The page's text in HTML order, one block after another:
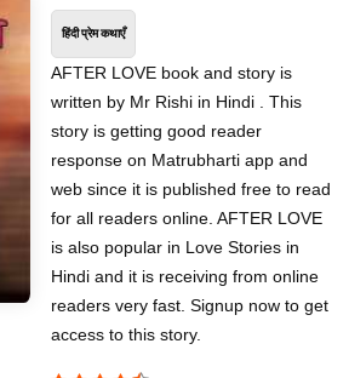
हिंदी प्रेम कथाएँ
AFTER LOVE book and story is
written by Mr Rishi in Hindi . This
story is getting good reader
response on Matrubharti app and
web since it is published free to read
for all readers online. AFTER LOVE
is also popular in Love Stories in
Hindi and it is receiving from online
readers very fast. Signup now to get
access to this story.